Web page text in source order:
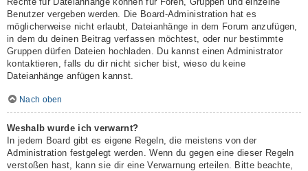
Benutzer vergeben werden. Die Board-Administration hat es
möglicherweise nicht erlaubt, Dateianhänge in dem Forum anzufügen,
in dem du deinen Beitrag verfassen möchtest, oder nur bestimmte
Gruppen dürfen Dateien hochladen. Du kannst einen Administrator
kontaktieren, falls du dir nicht sicher bist, wieso du keine
Dateianhänge anfügen kannst.
Nach oben
Weshalb wurde ich verwarnt?
In jedem Board gibt es eigene Regeln, die meistens von der
Administration festgelegt werden. Wenn du gegen eine dieser Regeln
verstoßen hast, kann sie dir eine Verwarnung erteilen. Bitte beachte,